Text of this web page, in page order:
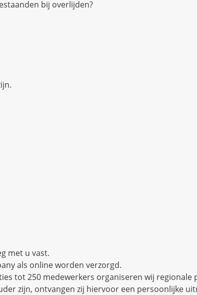
bij overlijden?
met u vast.
als online worden verzorgd.
tot 250 medewerkers organiseren wij regionale
zijn, ontvangen zij hiervoor een persoonlijke